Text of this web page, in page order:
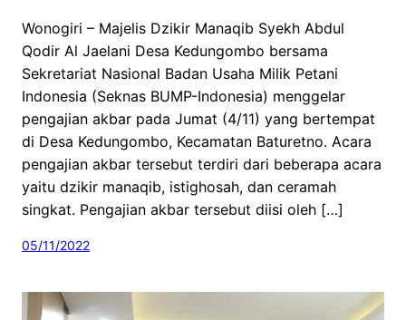
Wonogiri – Majelis Dzikir Manaqib Syekh Abdul
Qodir Al Jaelani Desa Kedungombo bersama
Sekretariat Nasional Badan Usaha Milik Petani
Indonesia (Seknas BUMP-Indonesia) menggelar
pengajian akbar pada Jumat (4/11) yang bertempat
di Desa Kedungombo, Kecamatan Baturetno. Acara
pengajian akbar tersebut terdiri dari beberapa acara
yaitu dzikir manaqib, istighosah, dan ceramah
singkat. Pengajian akbar tersebut diisi oleh […]
05/11/2022